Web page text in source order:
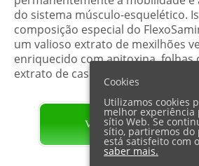
do sistema músculo-esquelético.
composição especial do
um valioso extrato de mexilhões
enriquecido com apitoxina, folhas
extrato de casca de pinheiro e
VISITE O PÁGINA
Cookies
Utilizamos cookies
melhor experiência
sítio Web. Se
sítio, partiremos
está satisfeito com
saber mais.